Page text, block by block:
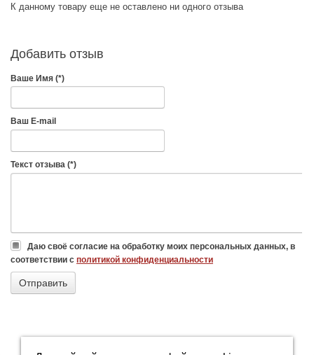
К данному товару еще не оставлено ни одного отзыва
Добавить отзыв
Ваше Имя (*)
Ваш E-mail
Текст отзыва (*)
Даю своё согласие на обработку моих персональных данных, в
соответствии с политикой конфиденциальности